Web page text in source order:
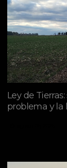
Ley de
problema y la